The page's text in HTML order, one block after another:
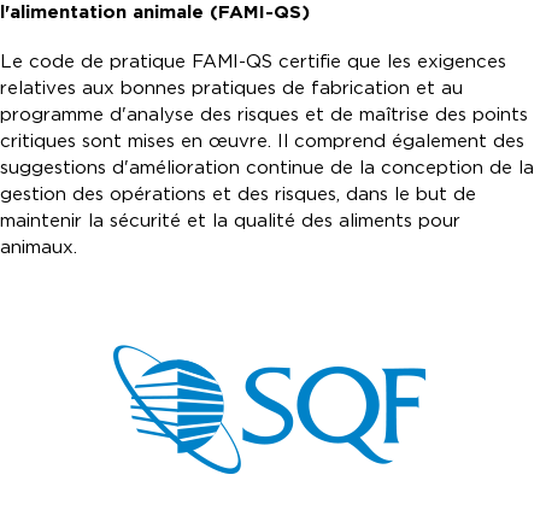
l'alimentation animale (FAMI-QS)
Le code de pratique FAMI-QS certifie que les exigences
relatives aux bonnes pratiques de fabrication et au
programme d'analyse des risques et de maîtrise des points
critiques sont mises en œuvre. Il comprend également des
suggestions d'amélioration continue de la conception de la
gestion des opérations et des risques, dans le but de
maintenir la sécurité et la qualité des aliments pour
animaux.